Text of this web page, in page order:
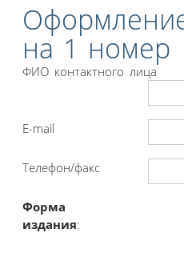
на 1 номер
ФИО контактного лица
E-mail
Телефон/факс
Форма
издания: